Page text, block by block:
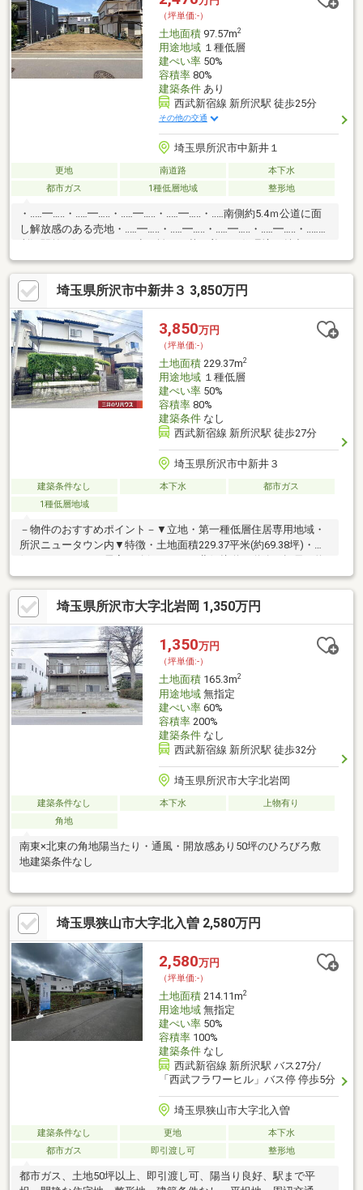
（坪単価:-）
土地面積97.57m2
用途地域１種低層
建ぺい率50%
容積率80%
建築条件あり
西武新宿線 新所沢駅 徒歩25分
その他の交通
埼玉県所沢市中新井１
更地 南道路
本下水
都市ガス
1種低層地域 整形地
・‥…━…‥・‥…━…‥・‥…━…‥・‥…━…‥・‥…南側約5.4ｍ公道に面
し解放感のある売地・‥…━…‥・‥…━…‥・‥…━…‥・‥…━…‥・‥…■
季の移り変わりを肌で感じられる贅沢なロケーション■建築条件
外し可能（要相談）■公営水道・都市ガス・本下水■近隣に教育施
設多数～子育て世帯におすすめ□ライフインフォメーション・西
友所沢ニュータウン店 徒歩8分・トモズ 所沢中新井店 徒歩8
分・中新井公園 徒歩４分・伸栄小学校 徒歩１０分・‥…━…‥・
‥…━…‥・‥…━…‥・‥…━…‥・‥…
埼玉県所沢市中新井３ 3,850万円
3,850万円
（坪単価:-）
土地面積229.37m2
用途地域１種低層
建ぺい率50%
容積率80%
建築条件なし
西武新宿線 新所沢駅 徒歩27分
埼玉県所沢市中新井３
建築条件なし 本下水
都市ガス
1種低層地域
－物件のおすすめポイント－▼立地・第一種低層住居専用地域・
所沢ニュータウン内▼特徴・土地面積229.37平米(約69.38坪)・南
6.0m、接道間口は約11.7m・建築条件付宅地販売ではありませ
ん・お好きなハウスメーカー・工務店で建築可能・周囲は既に建
物があり、近隣状況を考慮した設計が可能▼周辺環境・西友所沢
ニュータウン店 徒歩6分(約430m)・所沢市立中央小学校 徒歩10分
(約730m)■ ご希望の住まい探しをお手伝いします
━━━━━・・・物件の詳細・ご相談はお気軽にお問い合わせく
ださい。
埼玉県所沢市大字北岩岡 1,350万円
1,350万円
（坪単価:-）
土地面積165.3m2
用途地域無指定
建ぺい率60%
容積率200%
建築条件なし
西武新宿線 新所沢駅 徒歩32分
埼玉県所沢市大字北岩岡
建築条件なし 本下水
上物有り
角地
南東×北東の角地陽当たり・通風・開放感あり50坪のひろびろ敷
地建築条件なし
埼玉県狭山市大字北入曽 2,580万円
2,580万円
（坪単価:-）
土地面積214.11m2
用途地域無指定
建ぺい率50%
容積率100%
建築条件なし
西武新宿線 新所沢駅 バス27分/
「西武フラワーヒル」バス停 停歩5分
埼玉県狭山市大字北入曽
建築条件なし 更地
本下水
都市ガス
即引渡し可 整形地
都市ガス、土地50坪以上、即引渡し可、陽当り良好、駅まで平